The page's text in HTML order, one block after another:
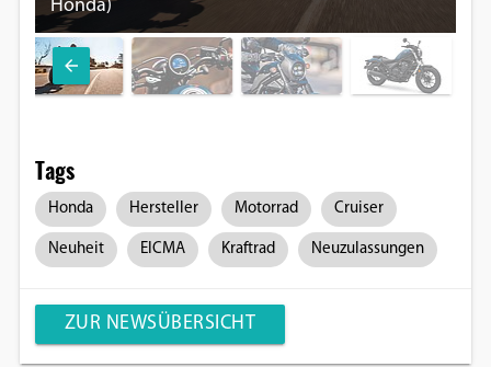
Honda)
Tags
Honda Hersteller Motorrad Cruiser
Neuheit EICMA Kraftrad Neuzulassungen
ZUR NEWSÜBERSICHT